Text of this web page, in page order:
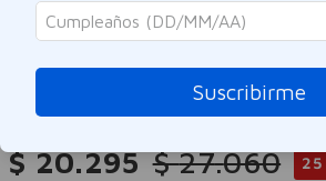
Aqua Gel Hidratante
Facial Pro Esencial 50g
Referencia:9964155
$ 20.295 $ 27.060 25
Suscribirme